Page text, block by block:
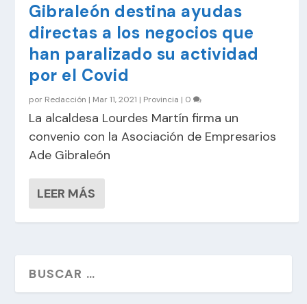
Gibraleón destina ayudas
directas a los negocios que
han paralizado su actividad
por el Covid
por Redacción | Mar 11, 2021 | Provincia | 0
La alcaldesa Lourdes Martín firma un
convenio con la Asociación de Empresarios
Ade Gibraleón
LEER MÁS